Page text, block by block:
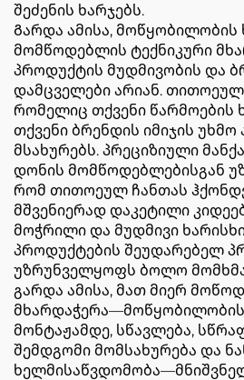
შეძენის ხარჯებს.
Გარდა ამისა, მოწყობილობის
მომწოდებლის ტექნიკური
პროდუქტის მუდმივობის და
დამცველები არიან.
რომელიც თქვენი წარმოების
თქვენი ბრენდის იმიჯის
მსახურებს. პრეციზიული
დონის მომწოდებლებისგან
რომ თითოეულ ჩანთას
მშვენიერად დაკეტილი
მოჭრილი და მუდმივი
პროდუქტების შეუდარებელ
უზრუნველყოფს ბოლო
გარდა ამისა, მათ მიერ
მხარდაჭერა—მოწყობილობის
მონტაჟამდე, სწავლება,
შემდგომი მომსახურება და